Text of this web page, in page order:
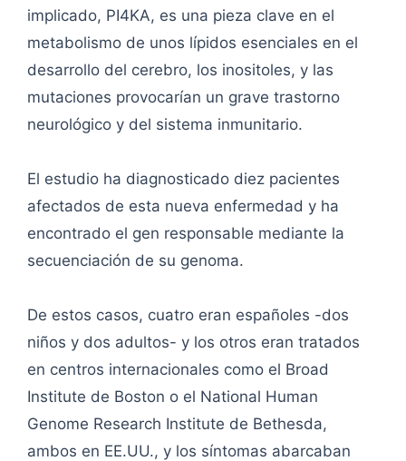
implicado, PI4KA, es una pieza clave en el
metabolismo de unos lípidos esenciales en el
desarrollo del cerebro, los inositoles, y las
mutaciones provocarían un grave trastorno
neurológico y del sistema inmunitario.
El estudio ha diagnosticado diez pacientes
afectados de esta nueva enfermedad y ha
encontrado el gen responsable mediante la
secuenciación de su genoma.
De estos casos, cuatro eran españoles -dos
niños y dos adultos- y los otros eran tratados
en centros internacionales como el Broad
Institute de Boston o el National Human
Genome Research Institute de Bethesda,
ambos en EE.UU., y los síntomas abarcaban